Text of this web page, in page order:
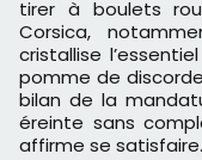
tirer à boulets
Corsica,
cristallise
pomme de
bilan de la
éreinte sans
affirme se satisfaire.